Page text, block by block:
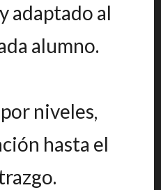
adaptado al
alumno.
niveles,
hasta el